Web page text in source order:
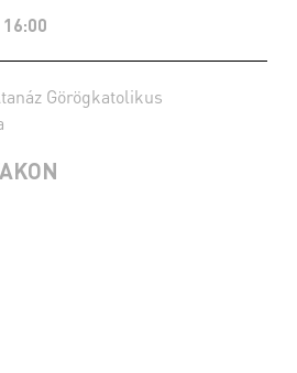
Görögkatolikus